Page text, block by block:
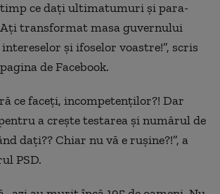
ce dați ultimatumuri și para-
transformat masa guvernului
și ifoselor voastre!”, scris
de Facebook.
ce faceți, incompetenților?! Dar
a crește testarea și numărul de
dați?? Chiar nu vă e rușine?!”, a
PSD.